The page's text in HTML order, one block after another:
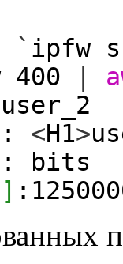
` ipfw
400
: <H1>
: bits
] :